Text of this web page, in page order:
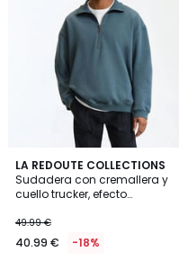
LA REDOUTE COLLECTIONS
Sudadera con cremallera y
cuello trucker, efecto
49.99 €
40.99 € -18%
5
/
5
2
Colores